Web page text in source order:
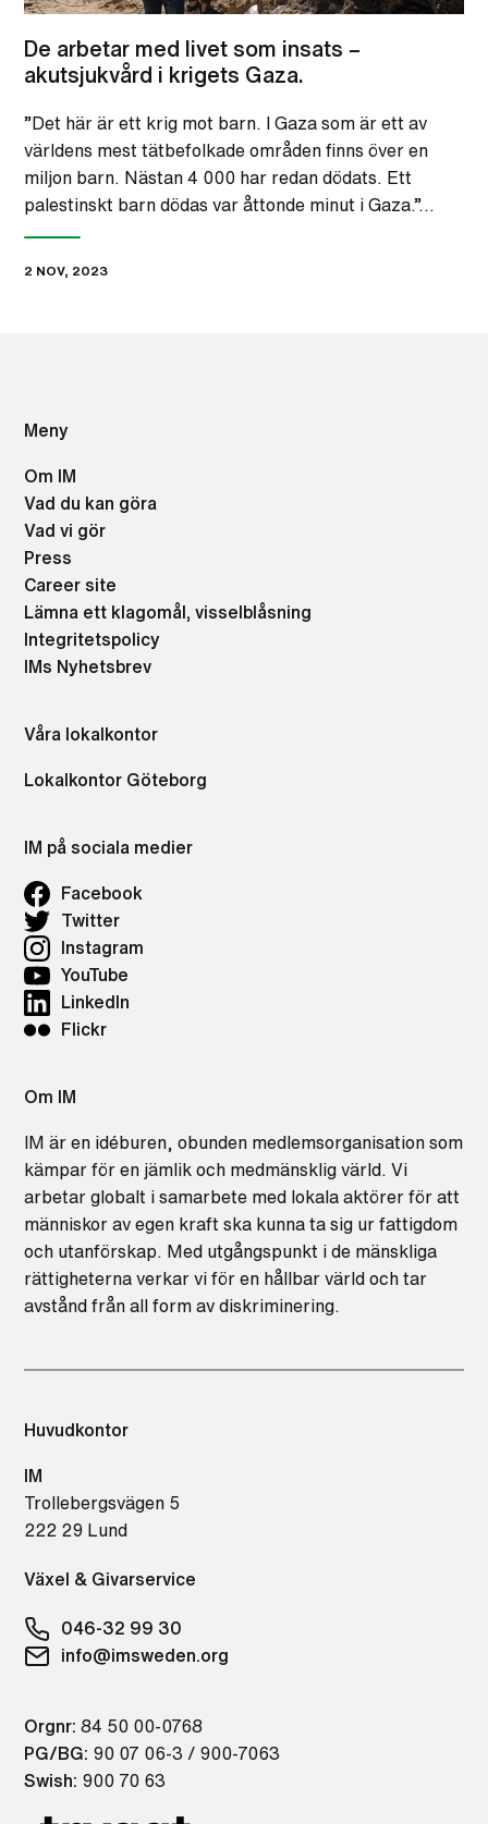
De arbetar med livet som insats –
akutsjukvård i krigets Gaza.
”Det här är ett krig mot barn. I Gaza som är ett av
världens mest tätbefolkade områden finns över en
miljon barn. Nästan 4 000 har redan dödats. Ett
palestinskt barn dödas var åttonde minut i Gaza.”…
2 NOV, 2023
Meny
Om IM
Vad du kan göra
Vad vi gör
Press
Career site
Lämna ett klagomål, visselblåsning
Integritetspolicy
IMs Nyhetsbrev
Våra lokalkontor
Lokalkontor Göteborg
IM på sociala medier
Facebook
Twitter
Instagram
YouTube
LinkedIn
Flickr
Om IM
IM är en idéburen, obunden medlemsorganisation som
kämpar för en jämlik och medmänsklig värld. Vi
arbetar globalt i samarbete med lokala aktörer för att
människor av egen kraft ska kunna ta sig ur fattigdom
och utanförskap. Med utgångspunkt i de mänskliga
rättigheterna verkar vi för en hållbar värld och tar
avstånd från all form av diskriminering.
Huvudkontor
IM
Trollebergsvägen 5
222 29 Lund
Växel & Givarservice
046-32 99 30
info@imsweden.org
Orgnr: 84 50 00-0768
PG/BG: 90 07 06-3 / 900-7063
Swish: 900 70 63